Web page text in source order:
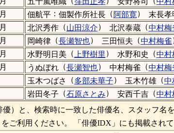
佃航平： 佃製作所社長（ 阿部寛） 末長孝
北沢秀作（山田涼介） 北沢泰蔵（中村梅
岡崎律（長瀬智也） 三田恒夫 （中村梅雀
水野明日美 （ 上野樹里 ） 水野和史 （中村
うぬぼれ （長瀬智也） 中村梅雀 （中村梅
玉木つばさ （多部未華子） 玉木竹雄（中
岩田冬子 （石原さとみ） 安西千吉（中村
）と、検索時に一致した俳優名、スタッフ名を
利用ください。 「俳優IDX」にも掲載され